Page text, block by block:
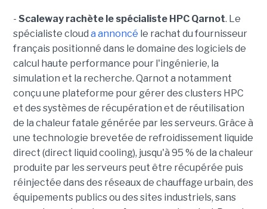
- Scaleway rachète le spécialiste HPC Qarnot. Le
spécialiste cloud a annoncé le rachat du fournisseur
français positionné dans le domaine des logiciels de
calcul haute performance pour l'ingénierie, la
simulation et la recherche. Qarnot a notamment
conçu une plateforme pour gérer des clusters HPC
et des systèmes de récupération et de réutilisation
de la chaleur fatale générée par les serveurs. Grâce à
une technologie brevetée de refroidissement liquide
direct (direct liquid cooling), jusqu'à 95 % de la chaleur
produite par les serveurs peut être récupérée puis
réinjectée dans des réseaux de chauffage urbain, des
équipements publics ou des sites industriels, sans